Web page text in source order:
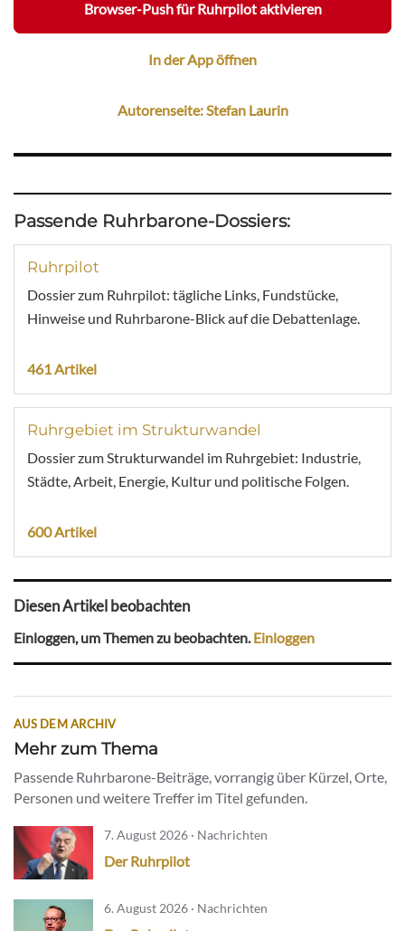
Browser-Push für Ruhrpilot aktivieren
In der App öffnen
Autorenseite: Stefan Laurin
Passende Ruhrbarone-Dossiers:
Ruhrpilot
Dossier zum Ruhrpilot: tägliche Links, Fundstücke,
Hinweise und Ruhrbarone-Blick auf die Debattenlage.
461 Artikel
Ruhrgebiet im Strukturwandel
Dossier zum Strukturwandel im Ruhrgebiet: Industrie,
Städte, Arbeit, Energie, Kultur und politische Folgen.
600 Artikel
Diesen Artikel beobachten
Einloggen, um Themen zu beobachten.Einloggen
AUS DEM ARCHIV
Mehr zum Thema
Passende Ruhrbarone-Beiträge, vorrangig über Kürzel, Orte,
Personen und weitere Treffer im Titel gefunden.
7. August 2026 · Nachrichten
Der Ruhrpilot
6. August 2026 · Nachrichten